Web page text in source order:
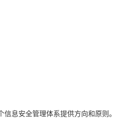
息安全管理体系提供方向和原则。